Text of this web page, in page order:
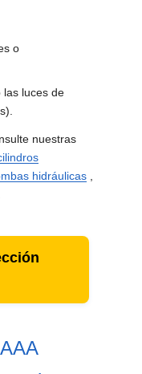
o
las luces de
nuestras
hidráulicas